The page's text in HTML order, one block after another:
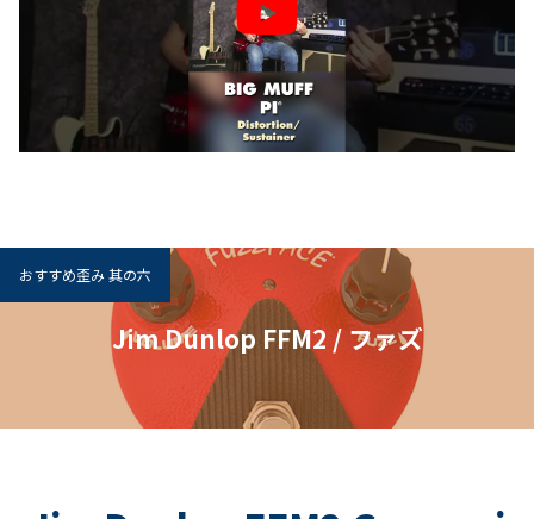
おすすめ歪み 其の六
Jim Dunlop FFM2 / ファズ